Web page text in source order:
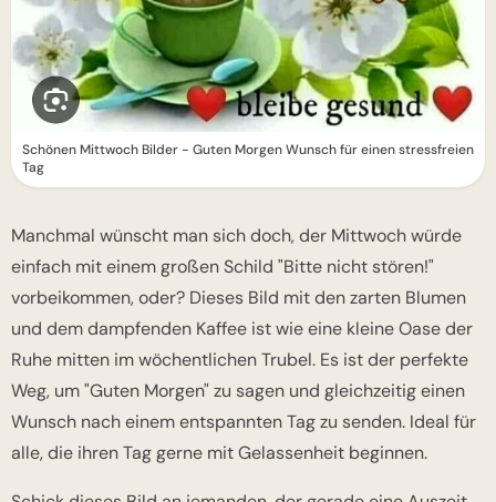
Schönen Mittwoch Bilder - Guten Morgen Wunsch für einen stressfreien
Tag
Manchmal wünscht man sich doch, der Mittwoch würde
einfach mit einem großen Schild "Bitte nicht stören!"
vorbeikommen, oder? Dieses Bild mit den zarten Blumen
und dem dampfenden Kaffee ist wie eine kleine Oase der
Ruhe mitten im wöchentlichen Trubel. Es ist der perfekte
Weg, um "Guten Morgen" zu sagen und gleichzeitig einen
Wunsch nach einem entspannten Tag zu senden. Ideal für
alle, die ihren Tag gerne mit Gelassenheit beginnen.